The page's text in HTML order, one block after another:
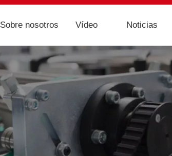
Sobre nosotros Vídeo Noticias